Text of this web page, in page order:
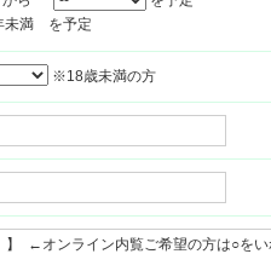
満 を予定
※18歳未満の方